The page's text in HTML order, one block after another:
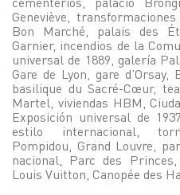
Geneviève,
Bon Marché, palais des
Garnier, incendios de la
universal de 1889, galería
Gare de Lyon, gare
basilique du Sacré-Cœur,
Martel, viviendas HBM,
Exposición universal de
estilo internacional,
Pompidou, Grand Louvre,
nacional, Parc des
Louis Vuitton, Canopée des